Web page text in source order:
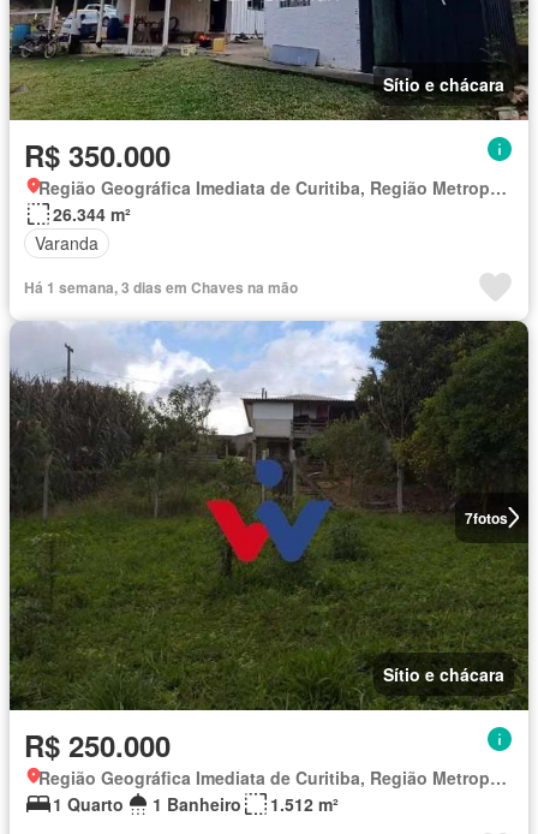
Sítio e chácara
R$ 350.000
Região Geográfica Imediata de Curitiba, Região Metropolitana de Curitiba
26.344 m²
Varanda
Há 1 semana, 3 dias em Chaves na mão
7fotos
Sítio e chácara
R$ 250.000
Região Geográfica Imediata de Curitiba, Região Metropolitana de Curitiba
1 Quarto
1 Banheiro 1.512 m²